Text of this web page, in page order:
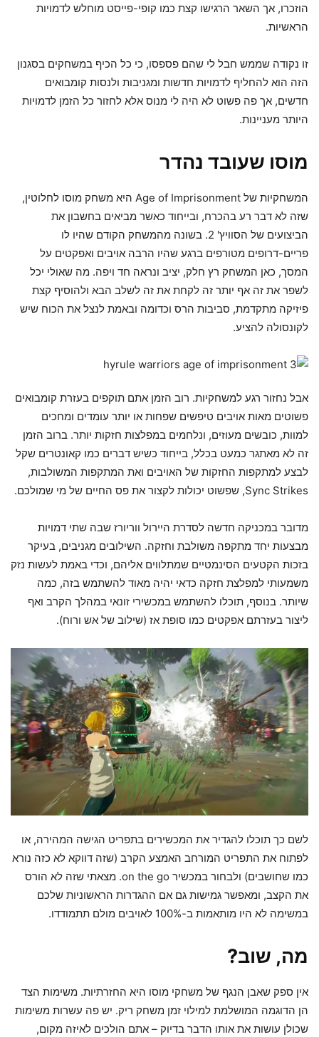
הוזכרו, אך השאר הרגישו קצת כמו קופי-פייסט מוחלש לדמויות
הראשיות.
זו נקודה שממש חבל לי שהם פספסו, כי כל הכיף במשחקים בסגנון
הזה הוא להחליף לדמויות חדשות ומגניבות ולנסות קומבואים
חדשים, אך פה פשוט לא היה לי מנוס אלא לחזור כל הזמן לדמויות
היותר מעניינות.
מוסו שעובד נהדר
המשחקיות של Age of Imprisonment היא משחק מוסו לחלוטין,
שזה לא דבר רע בהכרח, ובייחוד כאשר מביאים בחשבון את
הביצועים של הסוויץ' 2. בשונה מהמשחק הקודם שהיו לו
פריים-דרופים מטורפים ברגע שהיו הרבה אויבים ואפקטים על
המסך, כאן המשחק רץ חלק, יציב ונראה חד ויפה. מה שאולי יכל
לשפר את זה אף יותר זה לקחת את זה לשלב הבא ולהוסיף קצת
פיזיקה מתקדמת, סביבות הרס וכדומה ובאמת לנצל את הכוח שיש
לקונסולה להציע.
אבל נחזור רגע למשחקיות. רוב הזמן אתם תוקפים בעזרת קומבואים
פשוטים מאות אויבים טיפשים שפחות או יותר עומדים ומחכים
למוות, כובשים מעוזים, ונלחמים במפלצות חזקות יותר. ברוב הזמן
זה לא מאתגר כמעט בכלל, בייחוד כשיש דברים כמו קאונטרים שקל
לבצע למתקפות החזקות של האויבים ואת המתקפות המשולבות,
Sync Strikes, שפשוט יכולות לקצור את פס החיים של מי שמולכם.
מדובר במכניקה חדשה לסדרת היירול ווריורז שבה שתי דמויות
מבצעות יחד מתקפה משולבת וחזקה. השילובים מגניבים, בעיקר
בזכות הקטעים הסינמטיים שמתלווים אליהם, וכדי באמת לעשות נזק
משמעותי למפלצת חזקה כדאי יהיה מאוד להשתמש בזה, כמה
שיותר. בנוסף, תוכלו להשתמש במכשירי זונאי במהלך הקרב ואף
ליצור בעזרתם אפקטים כמו סופת אז (שילוב של אש ורוח).
לשם כך תוכלו להגדיר את המכשירים בתפריט הגישה המהירה, או
לפתוח את התפריט המורחב האמצע הקרב (שזה דווקא לא כזה נורא
כמו שחושבים) ולבחור במכשיר on the go. מצאתי שזה לא הורס
את הקצב, ומאפשר גמישות גם אם ההגדרות הראשוניות שלכם
במשימה לא היו מותאמות ב-100% לאויבים מולם תתמודדו.
מה, שוב?
אין ספק שאבן הנגף של משחקי מוסו היא החזרתיות. משימות הצד
הן הדוגמה המושלמת למילוי זמן משחק ריק. יש פה עשרות משימות
שכולן עושות את אותו הדבר בדיוק – אתם הולכים לאיזה מקום,